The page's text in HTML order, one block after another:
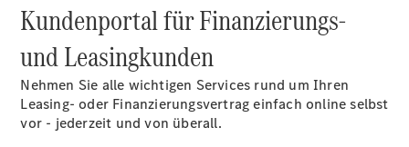
Sprinter
Kastenwagen
eSprinter
Kastenwagen
- elektrisch
Sprinter
Kundenportal für Finanzierungs-
und Leasingkunden
Nehmen Sie alle wichtigen Services rund um Ihren
Leasing- oder Finanzierungsvertrag einfach online selbst
vor - jederzeit und von überall.